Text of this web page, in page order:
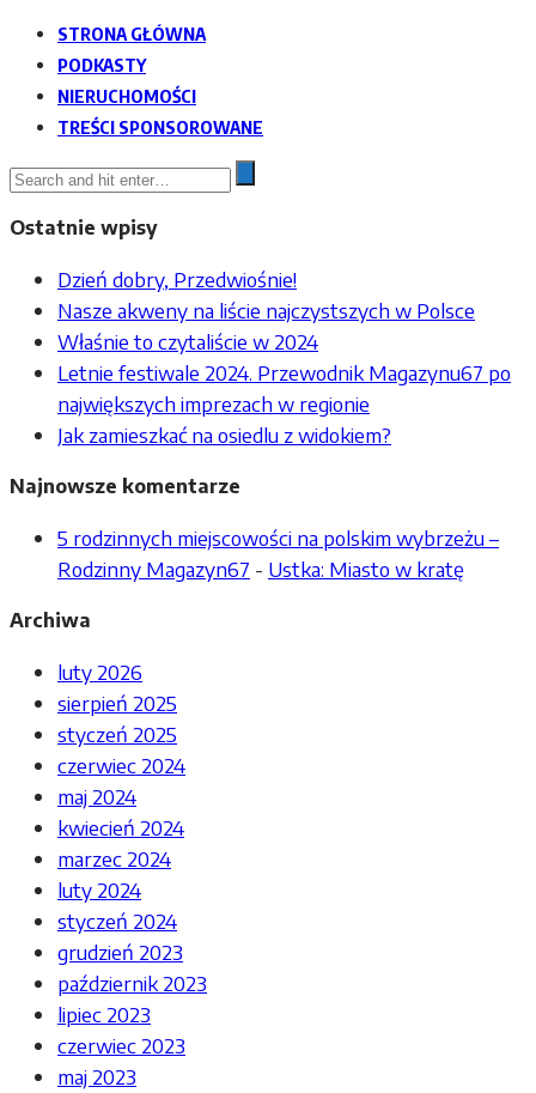
STRONA GŁÓWNA
PODKASTY
NIERUCHOMOŚCI
TREŚCI SPONSOROWANE
Ostatnie wpisy
Dzień dobry, Przedwiośnie!
Nasze akweny na liście najczystszych w Polsce
Właśnie to czytaliście w 2024
Letnie festiwale 2024. Przewodnik Magazynu67 po
największych imprezach w regionie
Jak zamieszkać na osiedlu z widokiem?
Najnowsze komentarze
5 rodzinnych miejscowości na polskim wybrzeżu –
Rodzinny Magazyn67 - Ustka: Miasto w kratę
Archiwa
luty 2026
sierpień 2025
styczeń 2025
czerwiec 2024
maj 2024
kwiecień 2024
marzec 2024
luty 2024
styczeń 2024
grudzień 2023
październik 2023
lipiec 2023
czerwiec 2023
maj 2023